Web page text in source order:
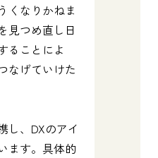
くなりかねま
見つめ直し日
ることによ
なげていけた
し、DXのアイ
ます。具体的